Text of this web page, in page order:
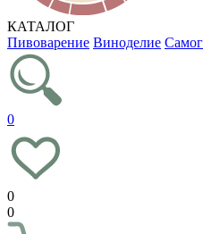
КАТАЛОГ
Пивоварение Виноделие
0
0
0